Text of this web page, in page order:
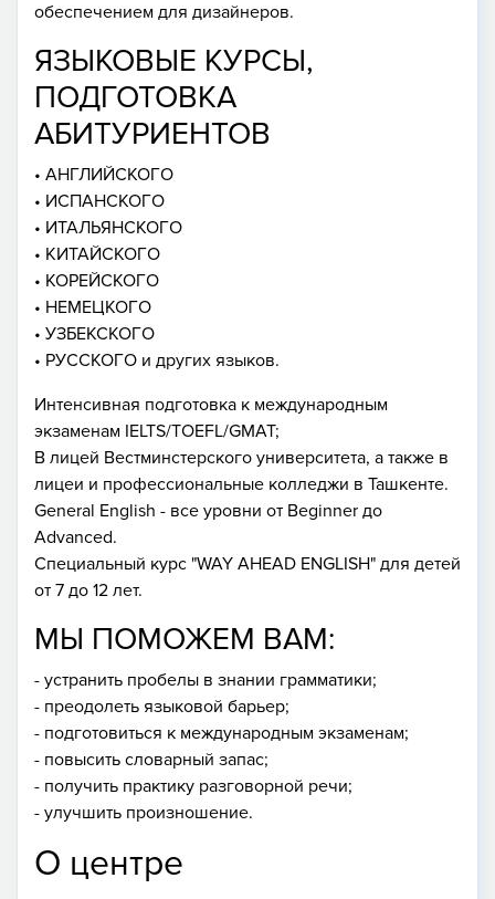
обеспечением для дизайнеров.
ЯЗЫКОВЫЕ КУРСЫ,
ПОДГОТОВКА
АБИТУРИЕНТОВ
• АНГЛИЙСКОГО
• ИСПАНСКОГО
• ИТАЛЬЯНСКОГО
• КИТАЙСКОГО
• КОРЕЙСКОГО
• НЕМЕЦКОГО
• УЗБЕКСКОГО
• РУССКОГО и других языков.
Интенсивная подготовка к международным
экзаменам IELTS/TOEFL/GMAT;
В лицей Вестминстерского университета, а также в
лицеи и профессиональные колледжи в Ташкенте.
General English - все уровни от Beginner до
Advanced.
Специальный курс "WAY AHEAD ENGLISH" для детей
от 7 до 12 лет.
МЫ ПОМОЖЕМ ВАМ:
- устранить пробелы в знании грамматики;
- преодолеть языковой барьер;
- подготовиться к международным экзаменам;
- повысить словарный запас;
- получить практику разговорной речи;
- улучшить произношение.
О центре